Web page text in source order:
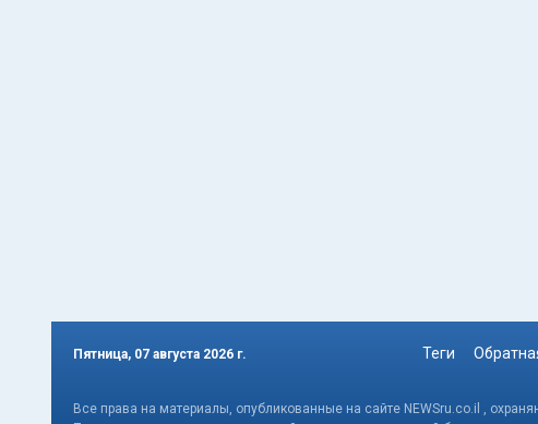
Пятница, 07 августа 2026 г. Теги
Все права на материалы, опубликованные на сайте NEWSru.co.il ,